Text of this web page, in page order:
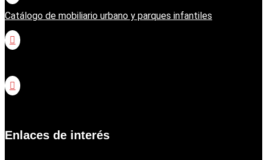
Catálogo de mobiliario urbano y parques infantiles


Enlaces de interés